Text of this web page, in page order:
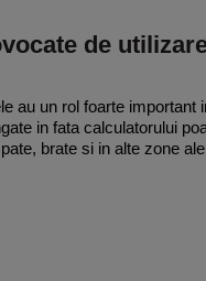
de
au un rol foarte important
in fata calculatorului
brate si in alte zone ale